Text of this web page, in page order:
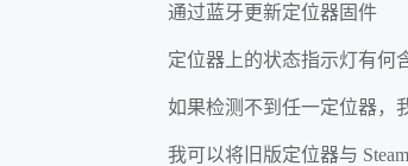
通过蓝牙更新定位器固件
定位器上的状态指示灯有何
如果检测不到任一定位器，
我可以将旧版定位器与